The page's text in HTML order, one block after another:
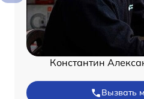
Константин
Вызвать